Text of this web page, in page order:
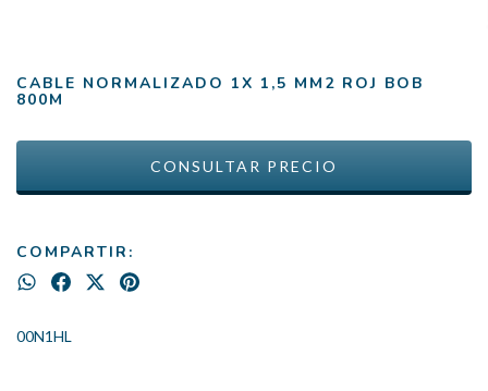
CABLE NORMALIZADO 1X 1,5 MM2 ROJ BOB
800M
COMPARTIR:
00N1HL